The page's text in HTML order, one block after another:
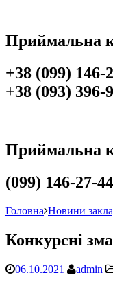
Приймальна
+38 (099) 146-
+38 (093) 396-
Приймальна
(099) 146-27-
Головна Новини
Конкурсні
06.10.2021 admin